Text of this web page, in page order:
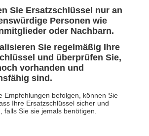
Sie Ersatzschlüssel nur an
Personen wie
oder Nachbarn.
Sie regelmäßig Ihre
und überprüfen Sie,
vorhanden und
sind.
Empfehlungen befolgen, können Sie
Ihre Ersatzschlüssel sicher und
falls Sie sie jemals benötigen.